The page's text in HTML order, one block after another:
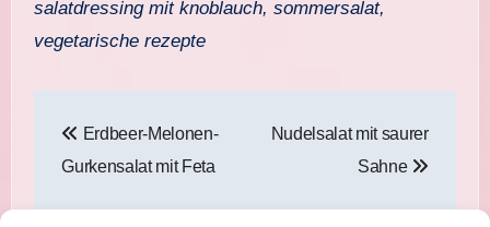
salatdressing mit knoblauch, sommersalat,
vegetarische rezepte
Erdbeer-Melonen-
Gurkensalat mit Feta
Nudelsalat mit saurer
Sahne